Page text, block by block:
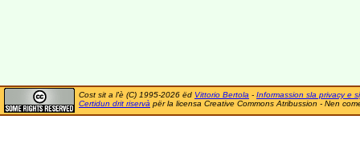
Cost sit a l'è (C) 1995-2026 ëd Vittorio Bertola - Informassion sla privacy e
Certidun drit riservà për la licensa Creative Commons Atribussion - Nen